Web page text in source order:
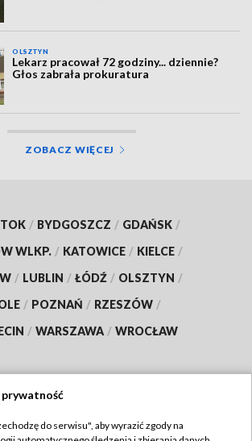
OLSZTYN
Lekarz pracował 72 godziny... dziennie?
Głos zabrała prokuratura
ZOBACZ WIĘCEJ
/ BYDGOSZCZ / GDAŃSK /
WLKP. / KATOWICE / KIELCE /
/ LUBLIN / ŁÓDŹ / OLSZTYN /
/ POZNAŃ / RZESZÓW /
/ WARSZAWA / WROCŁAW
prywatność
do serwisu", aby wyrazić zgody na